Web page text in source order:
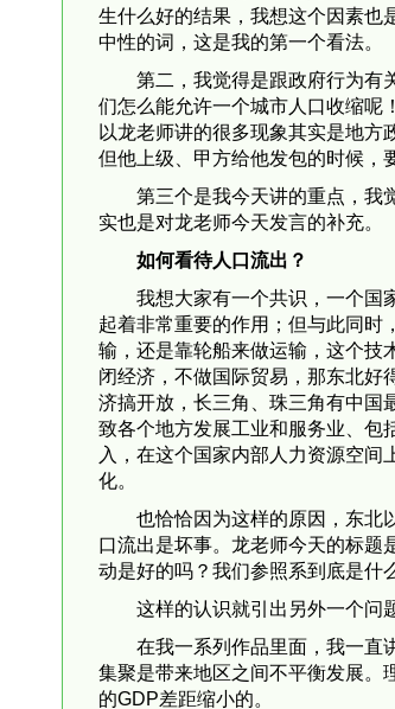
生什么好的结果，我想这个因素也
中性的词，这是我的第一个看法。
第二，我觉得是跟政府行为有
们怎么能允许一个城市人口收缩呢
以龙老师讲的很多现象其实是地方
但他上级、甲方给他发包的时候，
第三个是我今天讲的重点，我
实也是对龙老师今天发言的补充。
如何看待人口流出？
我想大家有一个共识，一个国
起着非常重要的作用；但与此同时
输，还是靠轮船来做运输，这个技
闭经济，不做国际贸易，那东北好
济搞开放，长三角、珠三角有中国
致各个地方发展工业和服务业、包
入，在这个国家内部人力资源空
化。
也恰恰因为这样的原因，东北
口流出是坏事。龙老师今天的标题
动是好的吗？我们参照系到底是什
这样的认识就引出另外一个问
在我一系列作品里面，我一直
集聚是带来地区之间不平衡发展。
的GDP差距缩小的。